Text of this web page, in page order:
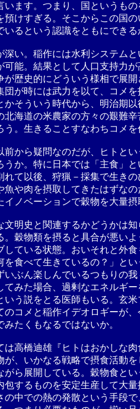
ます。つまり、国というも
けすぎる。そこからこの国
るという認識をともにできる
深い。稲作には水利システム
可能。結果として人口支持力
が歴史的にどういう様相で展
団が時には武力を以て、コメ
かそういう時代から、明治期
北海道の米農家の方々の艱難
う。生きることすなわちコメ
前から疑問なのだが、ヒトと
うか。特に日本では「主食」
れて以後、狩猟－採集で生き
魚や肉を摂取してきたはずな
イノベーションで穀物を大量
文明史と関連するかどうかは
。穀物類を摂ると具合が悪い
している状態。おいそれと外
を食べて生きているの？」と
いぶん楽しんでいるつもりの
てみた場合、過剰なエネルギ
いう説をとる医師もいる。玄
のコメと稲作イデオロギーが
たくもなるではないか。
は高橋迪雄『ヒトはおかしな
が、いかなる戦略で摂食活動
がら展開している。穀物食と
包するものを安定生産して大
の中での熱の発散という手段